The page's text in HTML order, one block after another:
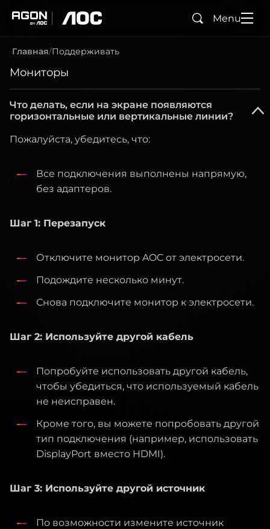
ПоискMenu
Главная Поддерживать
Мониторы
Что делать, если на экране появляются
горизонтальные или вертикальные линии?
Пожалуйста, убедитесь, что:
Все подключения выполнены напрямую,
без адаптеров.
Шаг 1: Перезапуск
Отключите монитор AOC от электросети.
Подождите несколько минут.
Снова подключите монитор к электросети.
Шаг 2: Используйте другой кабель
Попробуйте использовать другой кабель,
чтобы убедиться, что используемый кабель
не неисправен.
Кроме того, вы можете попробовать другой
тип подключения (например, использовать
DisplayPort вместо HDMI).
Шаг 3: Используйте другой источник
По возможности измените источник